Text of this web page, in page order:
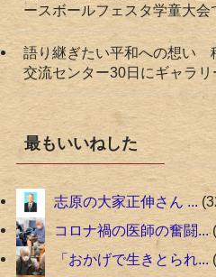
ースボールフェスタ学童大会
語り継ぎたい平和への想い
交流センター30日にギャラリ
最もいいねした
志原の大家正伸さん ...
コロナ禍の医師の奮闘...
「おかげで生きとられ...